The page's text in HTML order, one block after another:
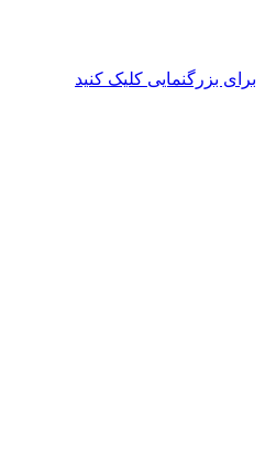
برای بزرگنمایی کلیک کنید